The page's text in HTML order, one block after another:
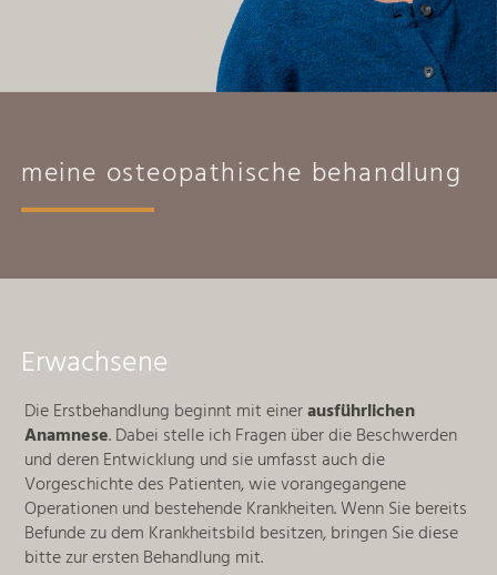
meine osteopathische behandlung
Erwachsene
Die Erstbehandlung beginnt mit einerausführlichen
Anamnese. Dabei stelle ich Fragen über die Beschwerden
und deren Entwicklung und sie umfasst auch die
Vorgeschichte des Patienten, wie vorangegangene
Operationen und bestehende Krankheiten. Wenn Sie bereits
Befunde zu dem Krankheitsbild besitzen, bringen Sie diese
bitte zur ersten Behandlung mit.